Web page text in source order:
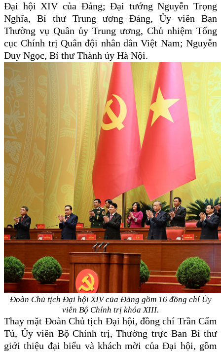
Đại hội XIV của Đảng; Đại tướng Nguyễn Trọng
Nghĩa, Bí thư Trung ương Đảng, Ủy viên Ban
Thường vụ Quân ủy Trung ương, Chủ nhiệm Tổng
cục Chính trị Quân đội nhân dân Việt Nam; Nguyễn
Duy Ngọc, Bí thư Thành ủy Hà Nội.
Đoàn Chủ tịch Đại hội XIV của Đảng gồm 16 đồng chí Ủy
viên Bộ Chính trị khóa XIII.
Thay mặt Đoàn Chủ tịch Đại hội, đồng chí Trần Cẩm
Tú, Ủy viên Bộ Chính trị, Thường trực Ban Bí thư
giới thiệu đại biểu và khách mời của Đại hội, gồm